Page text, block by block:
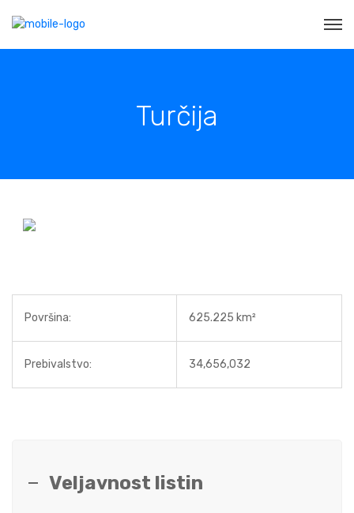
Turčija
Površina: 625.225 km²
Prebivalstvo: 34,656,032
Veljavnost listin